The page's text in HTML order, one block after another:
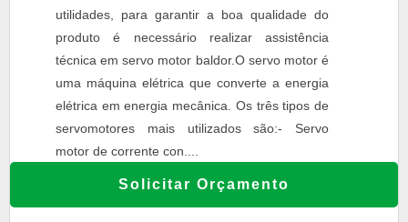
utilidades, para garantir a boa qualidade do
produto é necessário realizar assistência
técnica em servo motor baldor.O servo motor é
uma máquina elétrica que converte a energia
elétrica em energia mecânica. Os três tipos de
servomotores mais utilizados são:- Servo
motor de corrente con....
COTAR AGORA
Solicitar Orçamento